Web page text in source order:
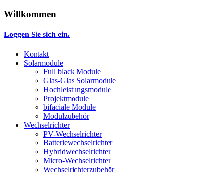
Willkommen
Loggen Sie sich ein.
Kontakt
Solarmodule
Full black Module
Glas-Glas Solarmodule
Hochleistungsmodule
Projektmodule
bifaciale Module
Modulzubehör
Wechselrichter
PV-Wechselrichter
Batteriewechselrichter
Hybridwechselrichter
Micro-Wechselrichter
Wechselrichterzubehör